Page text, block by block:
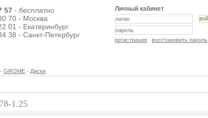
57 - бесплатно
70 - Москва
01 - Екатеринбург
38 - Санкт-Петербург
Личный кабинет
регистрация восстановить пароль
- GROME - Диски
1.25